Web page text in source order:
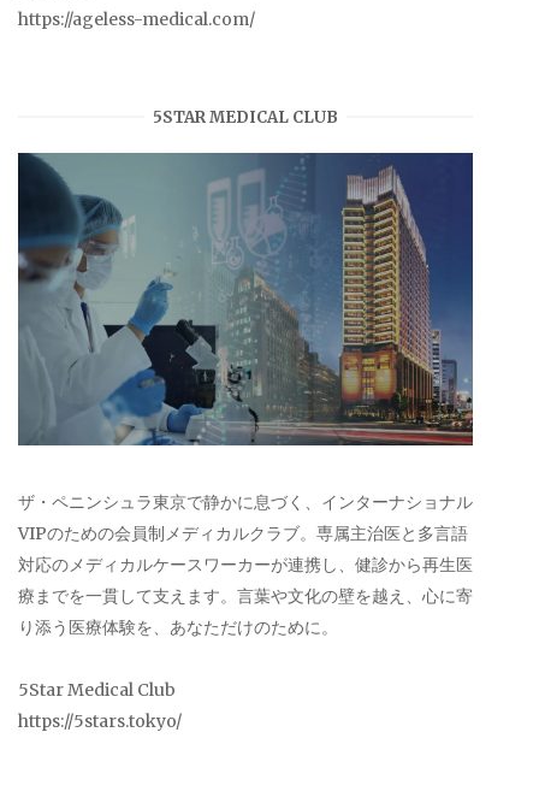
https://ageless-medical.com/
5STAR MEDICAL CLUB
ザ・ペニンシュラ東京で静かに息づく、インターナショナル
VIPのための会員制メディカルクラブ。専属主治医と多言語
対応のメディカルケースワーカーが連携し、健診から再生医
療までを一貫して支えます。言葉や文化の壁を越え、心に寄
り添う医療体験を、あなただけのために。
5Star Medical Club
https://5stars.tokyo/